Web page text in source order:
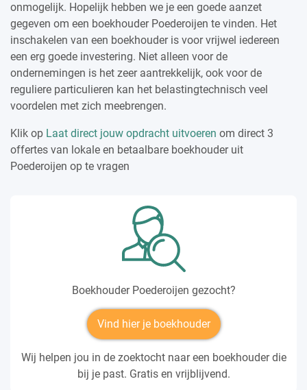
onmogelijk. Hopelijk hebben we je een goede aanzet
gegeven om een boekhouder Poederoijen te vinden. Het
inschakelen van een boekhouder is voor vrijwel iedereen
een erg goede investering. Niet alleen voor de
ondernemingen is het zeer aantrekkelijk, ook voor de
reguliere particulieren kan het belastingtechnisch veel
voordelen met zich meebrengen.
Klik op Laat direct jouw opdracht uitvoeren om direct 3
offertes van lokale en betaalbare boekhouder uit
Poederoijen op te vragen
Boekhouder Poederoijen gezocht?
Vind hier je boekhouder
Wij helpen jou in de zoektocht naar een boekhouder die
bij je past. Gratis en vrijblijvend.